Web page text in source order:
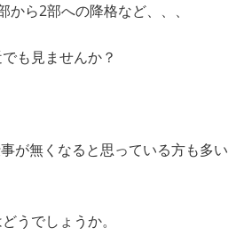
から2部への降格など、、、
も見ませんか？
が無くなると思っている方も多い
うでしょうか。